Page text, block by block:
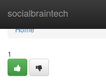
socialbraintech
Home
Home
1